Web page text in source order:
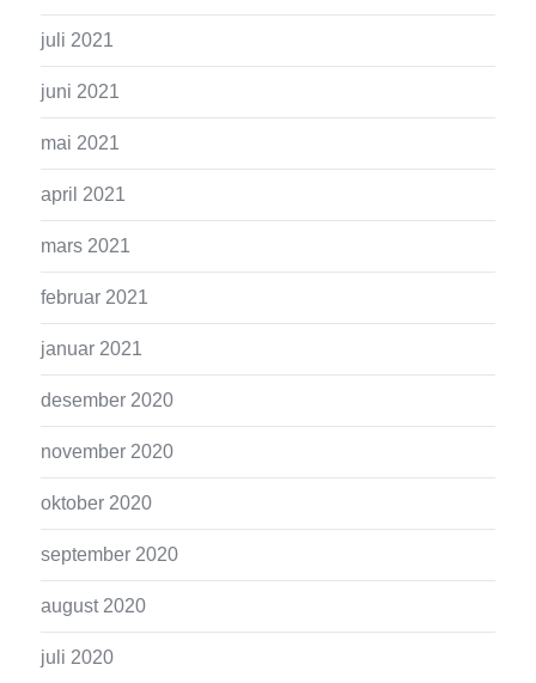
juli 2021
juni 2021
mai 2021
april 2021
mars 2021
februar 2021
januar 2021
desember 2020
november 2020
oktober 2020
september 2020
august 2020
juli 2020